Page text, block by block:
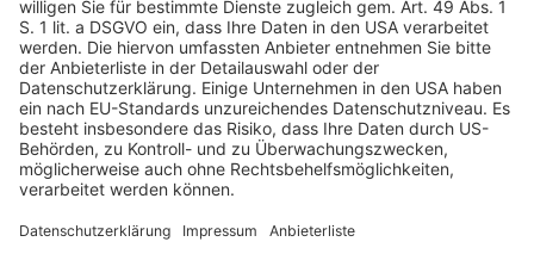
3. Ist Festsetzungsverjährung eingetreten, ermöglicht
es der Grundsatz von Treu und Glauben nicht, dass zu
Lasten des Steuerpflichtigen ein erloschener
Steueranspruch wieder auflebt; dies gilt unabhängig
davon, ob dem Steuerpflichtigen der Eintritt der
Verjährung „vorwerfbar“ ist oder nicht.